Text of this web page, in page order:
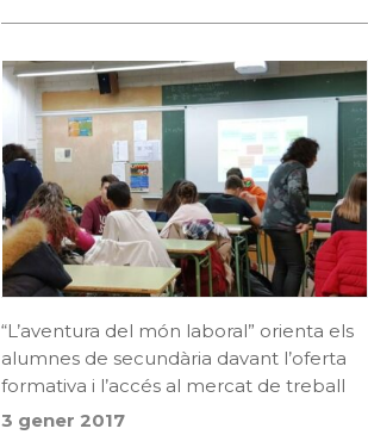
“L’aventura del món laboral” orienta els
alumnes de secundària davant l’oferta
formativa i l’accés al mercat de treball
3 gener 2017